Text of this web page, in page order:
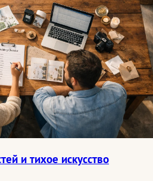
и тихое искусство